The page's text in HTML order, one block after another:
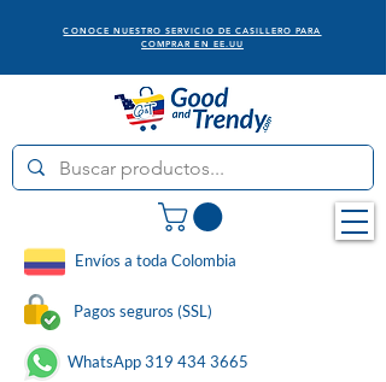
CONOCE NUESTRO SERVICIO DE CASILLERO PARA
COMPRAR EN EE.UU
Envíos a toda Colombia
Pagos seguros (SSL)
WhatsApp 319 434 3665